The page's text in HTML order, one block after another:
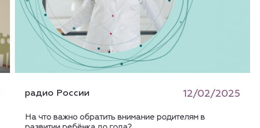
радио России 12/02/2025
На что важно обратить внимание родителям в